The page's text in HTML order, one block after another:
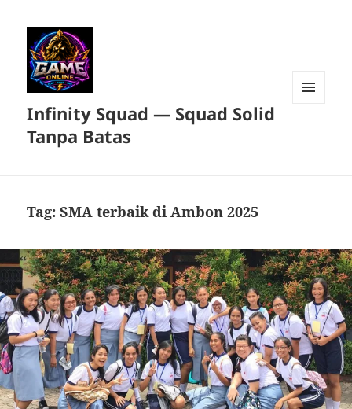
Infinity Squad — Squad Solid
Tanpa Batas
Tag:SMA terbaik di Ambon 2025